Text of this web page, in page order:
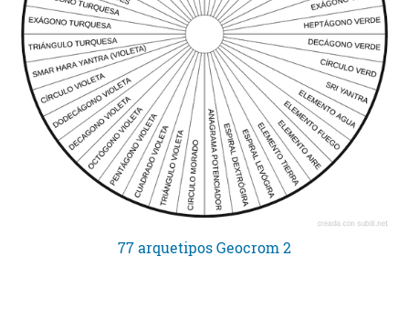
77 arquetipos Geocrom 2